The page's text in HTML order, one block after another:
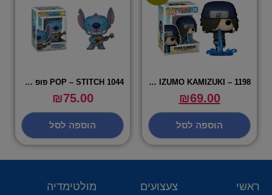
POP IZUMO KAMIZUKI – 1198
₪69.00
הוספה לסל
POP – STITCH 1044 פופ סטיץ
₪75.00
הוספה לסל
ראשי צעצועים מולטימדיה